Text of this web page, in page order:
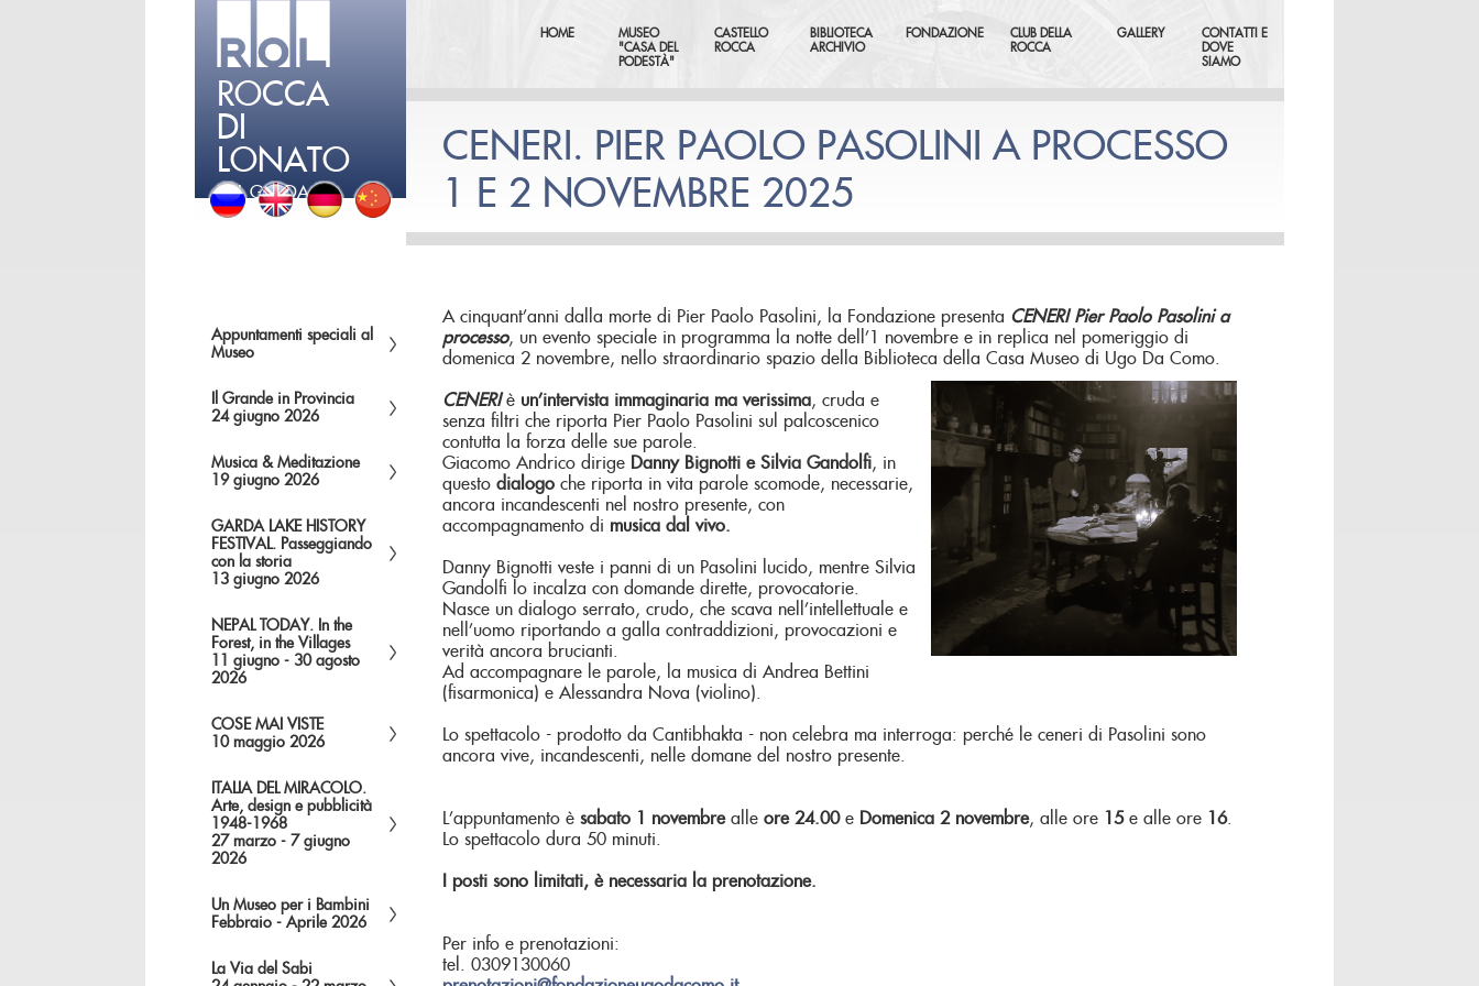
ROCCA
DI
LONATO
DEL GARDA
HOME
MUSEO
"CASA DEL
PODESTÀ"
CASTELLO
ROCCA
BIBLIOTECA
ARCHIVIO
FONDAZIONE
CLUB DELLA
ROCCA
GALLERY
CONTATTI E
DOVE
SIAMO
CENERI. PIER PAOLO PASOLINI A PROCESSO
1 E 2 NOVEMBRE 2025
Appuntamenti speciali al
Museo
Il Grande in Provincia
24 giugno 2026
Musica & Meditazione
19 giugno 2026
GARDA LAKE HISTORY
FESTIVAL. Passeggiando
con la storia
13 giugno 2026
NEPAL TODAY. In the
Forest, in the Villages
11 giugno - 30 agosto
2026
COSE MAI VISTE
10 maggio 2026
ITALIA DEL MIRACOLO.
Arte, design e pubblicità
1948-1968
27 marzo - 7 giugno
2026
Un Museo per i Bambini
Febbraio - Aprile 2026
La Via del Sabi
A cinquant’anni dalla morte di Pier Paolo Pasolini, la Fondazione presenta CENERI Pier Paolo Pasolini a
processo, un evento speciale in programma la notte dell’1 novembre e in replica nel pomeriggio di
domenica 2 novembre, nello straordinario spazio della Biblioteca della Casa Museo di Ugo Da Como.
CENERIè un’intervista immaginaria ma verissima, cruda e
senza filtri che riporta Pier Paolo Pasolini sul palcoscenico
contutta la forza delle sue parole.
Giacomo Andrico dirige Danny Bignotti e Silvia Gandolfi, in
questo dialogo che riporta in vita parole scomode, necessarie,
ancora incandescenti nel nostro presente, con
accompagnamento di musica dal vivo.
Danny Bignotti veste i panni di un Pasolini lucido, mentre Silvia
Gandolfi lo incalza con domande dirette, provocatorie.
Nasce un dialogo serrato, crudo, che scava nell’intellettuale e
nell’uomo riportando a galla contraddizioni, provocazioni e
verità ancora brucianti.
Ad accompagnare le parole, la musica di Andrea Bettini
(fisarmonica) e Alessandra Nova (violino).
Lo spettacolo - prodotto da Cantibhakta - non celebra ma interroga: perché le ceneri di Pasolini sono
ancora vive, incandescenti, nelle domane del nostro presente.
L’appuntamento è sabato 1 novembrealle ore 24.00e Domenica 2 novembre, alle ore 15 e alle ore 16.
Lo spettacolo dura 50 minuti.
I posti sono limitati, è necessaria la prenotazione.
Per info e prenotazioni:
tel. 0309130060